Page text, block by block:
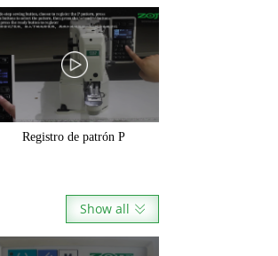
Registro de patrón P
Show all 